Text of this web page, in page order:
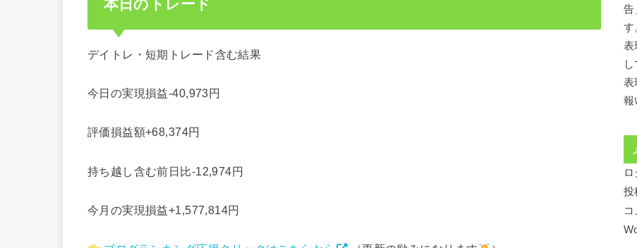
本日のトレード
デイトレ・短期トレード含む結果
今日の実現損益-40,973円
評価損益額+68,374円
持ち越し含む前日比-12,974円
今月の実現損益+1,577,814円
告
す
表
表
報
投